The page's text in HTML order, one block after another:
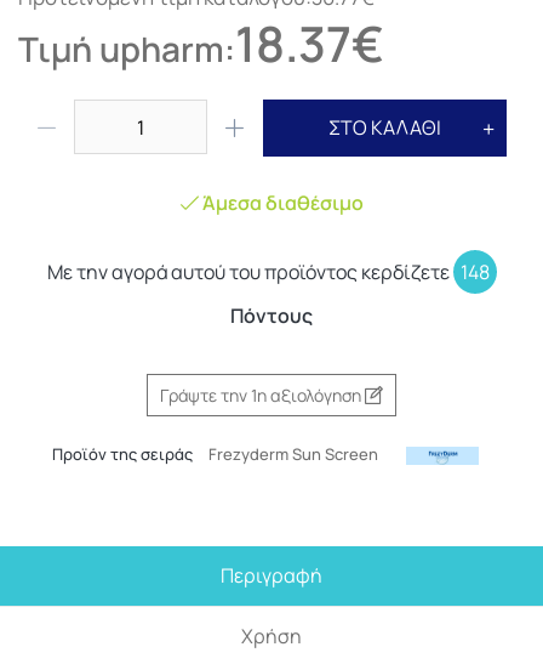
Τιμή upharm:18.37€
ΣΤΟ ΚΑΛΑΘΙ
Άμεσα διαθέσιμο
Με την αγορά αυτού του προϊόντος κερδίζετε 148
Πόντους
Γράψτε την 1η αξιολόγηση
Προϊόν της σειράς Frezyderm Sun Screen
Περιγραφή
Χρήση